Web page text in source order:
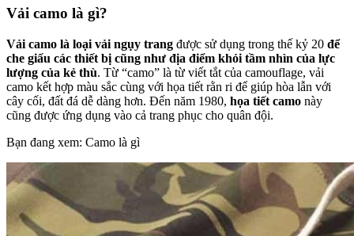
Vải camo là gì?
Vải camo là loại vải ngụy trang được sử dụng trong thế kỷ 20 để
che giấu các thiết bị cũng như địa điểm khỏi tầm nhìn của lực
lượng của kẻ thù. Từ “camo” là từ viết tắt của camouflage, vải
camo kết hợp màu sắc cùng với họa tiết rằn ri để giúp hòa lẫn với
cây cối, đất đá dễ dàng hơn. Đến năm 1980, họa tiết camo này
cũng được ứng dụng vào cả trang phục cho quân đội.
Bạn đang xem: Camo là gì